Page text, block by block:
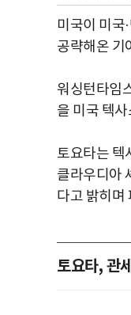
미국이 미국
공략해온 기
워싱턴타임
을 미국 텍
토요타는 텍
클라우디아
다고 밝히며
토요타, 관